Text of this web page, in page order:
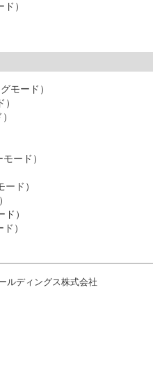
モード）
ード）
ド）
）
）
ルディングス株式会社